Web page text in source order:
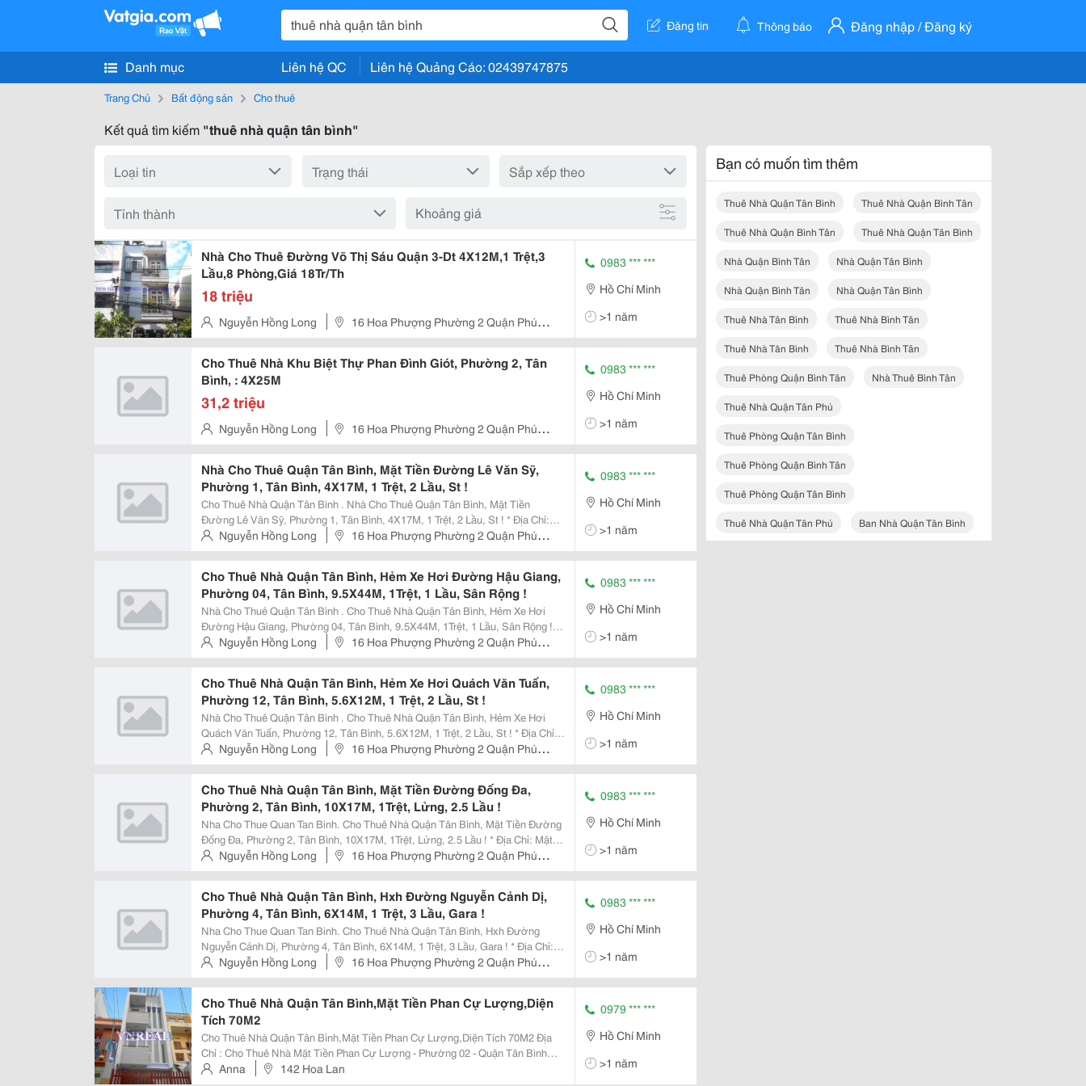
Đăng tin Thông báo Đăng nhập / Đăng ký
Danh mục Liên hệ QC Liên hệ Quảng Cáo: 02439747875
Trang Chủ Bất động sản Cho thuê
Kết quả tìm kiếm "thuê nhà quận tân bình"
Khoảng giá
Nhà Cho Thuê Đường Võ Thị Sáu Quận 3-Dt 4X12M,1 Trệt,3
Lầu,8 Phòng,Giá 18Tr/Th
18 triệu
Nguyễn Hồng Long
16 Hoa Phượng Phường 2 Quận Phú
Nhuận . Tp Hồ Chí Minh
0983 *** ***
Hồ Chí Minh
>1 năm
Cho Thuê Nhà Khu Biệt Thự Phan Đình Giót, Phường 2, Tân
Bình, : 4X25M
31,2 triệu
Nguyễn Hồng Long
16 Hoa Phượng Phường 2 Quận Phú
Nhuận . Tp Hồ Chí Minh
0983 *** ***
Hồ Chí Minh
>1 năm
Nhà Cho Thuê Quận Tân Bình, Mặt Tiền Đường Lê Văn Sỹ,
Phường 1, Tân Bình, 4X17M, 1 Trệt, 2 Lầu, St !
Cho Thuê Nhà Quận Tân Bình . Nhà Cho Thuê Quận Tân Bình, Mặt Tiền
Đường Lê Văn Sỹ, Phường 1, Tân Bình, 4X17M, 1 Trệt, 2 Lầu, St ! * Địa Chỉ:
Mặt Tiền Đường Lê Văn Sỹ, Phường 1, Tân Bình * Diện Tích : 4X17M * Thiết
Kế Nhà : - Kết Cấu: 1Trệt,
Nguyễn Hồng Long
16 Hoa Phượng Phường 2 Quận Phú
Nhuận . Tp Hồ Chí Minh
0983 *** ***
Hồ Chí Minh
>1 năm
Cho Thuê Nhà Quận Tân Bình, Hẻm Xe Hơi Đường Hậu Giang,
Phường 04, Tân Bình, 9.5X44M, 1Trệt, 1 Lầu, Sân Rộng !
Nhà Cho Thuê Quận Tân Bình . Cho Thuê Nhà Quận Tân Bình, Hẻm Xe Hơi
Đường Hậu Giang, Phường 04, Tân Bình, 9.5X44M, 1Trệt, 1 Lầu, Sân Rộng ! *
Địa Chỉ: Hẻm Xe Hơi Đường Hậu Giang, Phường 04, Tân Bình * Diện Tích:
Dtkd: 9.5X44M, Dtsd: 8X15M * Thi
Nguyễn Hồng Long
16 Hoa Phượng Phường 2 Quận Phú
Nhuận . Tp Hồ Chí Minh
0983 *** ***
Hồ Chí Minh
>1 năm
Cho Thuê Nhà Quận Tân Bình, Hẻm Xe Hơi Quách Văn Tuấn,
Phường 12, Tân Bình, 5.6X12M, 1 Trệt, 2 Lầu, St !
Nhà Cho Thuê Quận Tân Bình . Cho Thuê Nhà Quận Tân Bình, Hẻm Xe Hơi
Quách Văn Tuấn, Phường 12, Tân Bình, 5.6X12M, 1 Trệt, 2 Lầu, St ! * Địa Chỉ:
Hẻm Xe Hơi Đường Quách Văn Tuấn, Phường 12, Tân Bình * Diện Tích &Amp;
Kết Cấu Thiết Kế : 5.6X12M,
Nguyễn Hồng Long
16 Hoa Phượng Phường 2 Quận Phú
Nhuận . Tp Hồ Chí Minh
0983 *** ***
Hồ Chí Minh
>1 năm
Cho Thuê Nhà Quận Tân Bình, Mặt Tiền Đường Đống Đa,
Phường 2, Tân Bình, 10X17M, 1Trệt, Lửng, 2.5 Lầu !
Nha Cho Thue Quan Tan Binh. Cho Thuê Nhà Quận Tân Bình, Mặt Tiền Đường
Đống Đa, Phường 2, Tân Bình, 10X17M, 1Trệt, Lửng, 2.5 Lầu ! * Địa Chỉ: Mặt
Tiền Đường Đống Đa, Phường 2, Tân Bình * Diện Tích &Amp; Kết Cấu Thiết
Kế : 10X17M, 1Trệt, Lửng, 2
Nguyễn Hồng Long
16 Hoa Phượng Phường 2 Quận Phú
Nhuận . Tp Hồ Chí Minh
0983 *** ***
Hồ Chí Minh
>1 năm
Cho Thuê Nhà Quận Tân Bình, Hxh Đường Nguyễn Cảnh Dị,
Phường 4, Tân Bình, 6X14M, 1 Trệt, 3 Lầu, Gara !
Nha Cho Thue Quan Tan Binh. Cho Thuê Nhà Quận Tân Bình, Hxh Đường
Nguyễn Cảnh Dị, Phường 4, Tân Bình, 6X14M, 1 Trệt, 3 Lầu, Gara ! * Địa Chỉ:
Hẻm Xe Hơi Đường Nguyễn Cảnh Dị, Phường 4, Tân Bình * Diện Tích &Amp;
Kết Cấu Thiết Kế : 6X14M, Trệt,
Nguyễn Hồng Long
16 Hoa Phượng Phường 2 Quận Phú
Nhuận . Tp Hồ Chí Minh
0983 *** ***
Hồ Chí Minh
>1 năm
Cho Thuê Nhà Quận Tân Bình,Mặt Tiền Phan Cự Lượng,Diện
Tích 70M2
Cho Thuê Nhà Quận Tân Bình,Mặt Tiền Phan Cự Lượng,Diện Tích 70M2 Địa
Chỉ : Cho Thuê Nhà Mặt Tiền Phan Cự Lượng - Phường 02 - Quận Tân Bình
Cho Thuê Nhà Mặt Tiền Phan Cự Lượng - F2 - Qtb: 3,5X20; 2 Lầu, 04 Phòng,
Nhà Đẹp, Mới Xây Dựng, M
Anna 142 Hoa Lan
0979 *** ***
Hồ Chí Minh
>1 năm
Bạn có muốn tìm thêm
Thuê Nhà Quận Tân Bình Thuê Nhà Quận Bình Tân
Thuê Nhà Quận Bình Tân Thuê Nhà Quận Tân Bình
Nhà Quận Bình Tân Nhà Quận Tân Bình
Nhà Quận Bình Tân Nhà Quận Tân Bình
Thuê Nhà Tân Bình Thuê Nhà Bình Tân
Thuê Nhà Tân Bình Thuê Nhà Bình Tân
Thuê Phòng Quận Bình Tân Nhà Thuê Bình Tân
Thuê Nhà Quận Tân Phú
Thuê Phòng Quận Tân Bình
Thuê Phòng Quận Bình Tân
Thuê Phòng Quận Tân Bình
Thuê Nhà Quận Tân Phú Ban Nhà Quận Tân Bình